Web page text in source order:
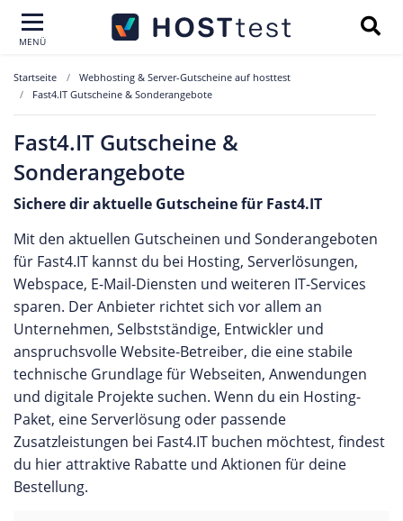
MENÜ
Startseite
Webhosting & Server-Gutscheine auf hosttest
Fast4.IT Gutscheine & Sonderangebote
Fast4.IT Gutscheine &
Sonderangebote
Sichere dir aktuelle Gutscheine für Fast4.IT
Mit den aktuellen Gutscheinen und Sonderangeboten
für Fast4.IT kannst du bei Hosting, Serverlösungen,
Webspace, E-Mail-Diensten und weiteren IT-Services
sparen. Der Anbieter richtet sich vor allem an
Unternehmen, Selbstständige, Entwickler und
anspruchsvolle Website-Betreiber, die eine stabile
technische Grundlage für Webseiten, Anwendungen
und digitale Projekte suchen. Wenn du ein Hosting-
Paket, eine Serverlösung oder passende
Zusatzleistungen bei Fast4.IT buchen möchtest, findest
du hier attraktive Rabatte und Aktionen für deine
Bestellung.